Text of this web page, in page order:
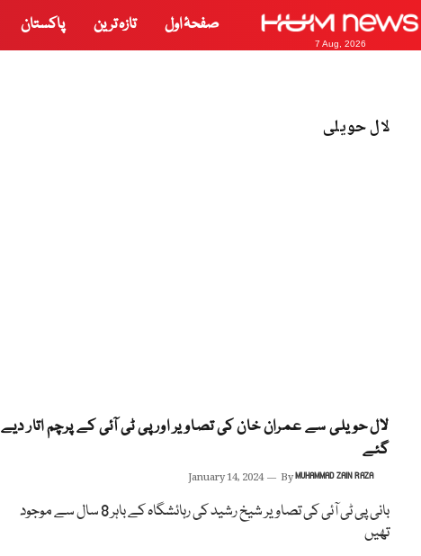
7 Aug, 2026
صفحۂ اول تازہ ترین پاکستان
لال حویلی
لال حویلی سے عمران خان کی تصاویر اور پی ٹی آئی کے پرچم اتار دیے
گئے
January 14, 2024 ByMUHAMMAD ZAIN RAZA
بانی پی ٹی آئی کی تصاویر شیخ رشید کی رہائشگاہ کے باہر 8 سال سے موجود
تھیں